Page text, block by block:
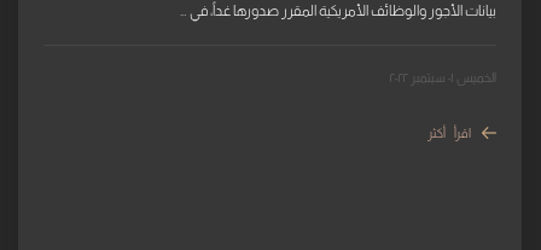
بيانات الأجور والوظائف الأمريكية المقرر صدورها غداً، في …
الخميس ٠١ سبتمبر ٢٠٢٢
اقرأ أكثر